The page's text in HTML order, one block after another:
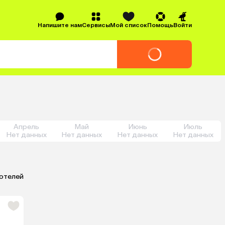
Напишите намСервисыМой списокПомощьВойти
Апрель
Нет данных
Май
Нет данных
Июнь
Нет данных
Июль
Нет данных